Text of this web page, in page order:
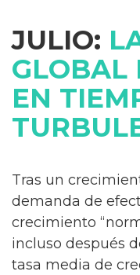
JULIO:
GLOBAL
EN
Tras un
demanda de
crecimiento
incluso después
tasa media de